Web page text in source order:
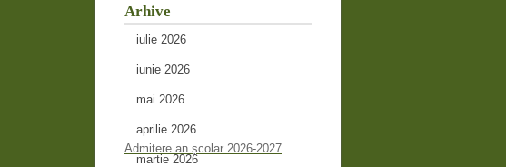
Admitere an școlar 2026-2027
Arhive
iulie 2026
iunie 2026
mai 2026
aprilie 2026
martie 2026